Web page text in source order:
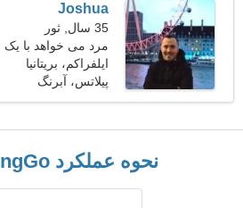
Joshua
35 سال, ثور
مرد می خواهد با یک
ملاقات کند
ایلفراکم، بریتانیا
پیلاتس، آبرنگ
نحوه عملکرد GbrDatingGo